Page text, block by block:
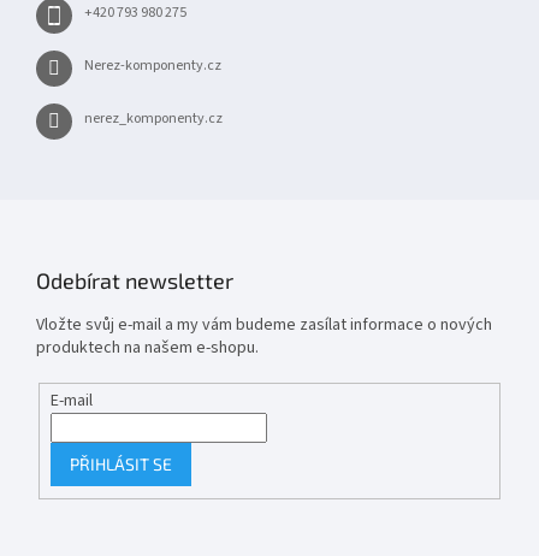
+420 793 980 275
Nerez-komponenty.cz
nerez_komponenty.cz
Odebírat newsletter
Vložte svůj e-mail a my vám budeme zasílat informace o nových
produktech na našem e-shopu.
E-mail
PŘIHLÁSIT SE